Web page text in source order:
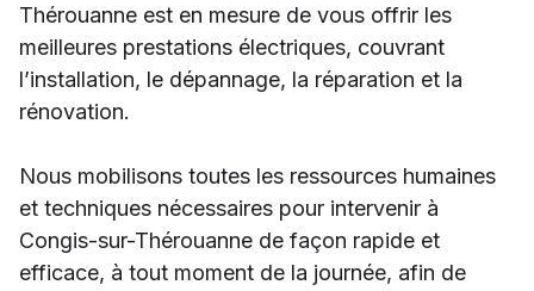
Thérouanne est en mesure de vous offrir les
meilleures prestations électriques, couvrant
l’installation, le dépannage, la réparation et la
rénovation.
Nous mobilisons toutes les ressources humaines
et techniques nécessaires pour intervenir à
Congis-sur-Thérouanne de façon rapide et
efficace, à tout moment de la journée, afin de